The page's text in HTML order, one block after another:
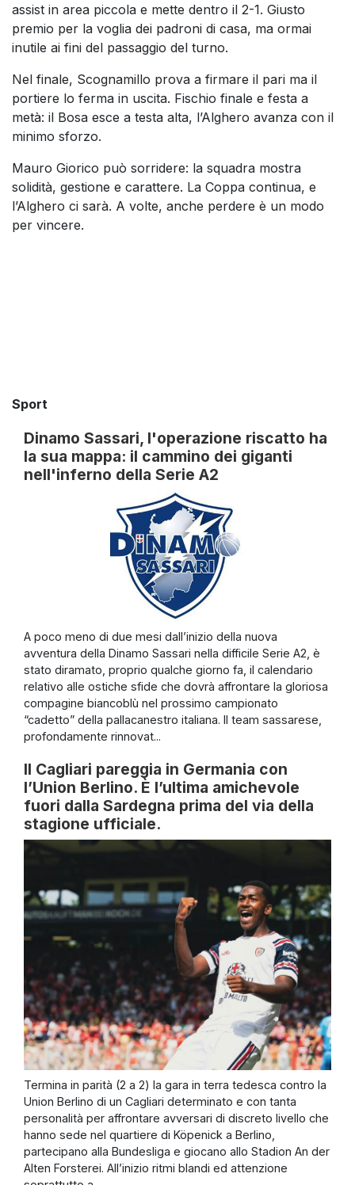
assist in area piccola e mette dentro il 2-1. Giusto
premio per la voglia dei padroni di casa, ma ormai
inutile ai fini del passaggio del turno.
Nel finale, Scognamillo prova a firmare il pari ma il
portiere lo ferma in uscita. Fischio finale e festa a
metà: il Bosa esce a testa alta, l’Alghero avanza con il
minimo sforzo.
Mauro Giorico può sorridere: la squadra mostra
solidità, gestione e carattere. La Coppa continua, e
l’Alghero ci sarà. A volte, anche perdere è un modo
per vincere.
Sport
Dinamo Sassari, l'operazione riscatto ha
la sua mappa: il cammino dei giganti
nell'inferno della Serie A2
A poco meno di due mesi dall’inizio della nuova
avventura della Dinamo Sassari nella difficile Serie A2, è
stato diramato, proprio qualche giorno fa, il calendario
relativo alle ostiche sfide che dovrà affrontare la gloriosa
compagine biancoblù nel prossimo campionato
“cadetto” della pallacanestro italiana. Il team sassarese,
profondamente rinnovat...
Il Cagliari pareggia in Germania con
l’Union Berlino. È l’ultima amichevole
fuori dalla Sardegna prima del via della
stagione ufficiale.
Termina in parità (2 a 2) la gara in terra tedesca contro la
Union Berlino di un Cagliari determinato e con tanta
personalità per affrontare avversari di discreto livello che
hanno sede nel quartiere di Köpenick a Berlino,
partecipano alla Bundesliga e giocano allo Stadion An der
Alten Forsterei. All’inizio ritmi blandi ed attenzione